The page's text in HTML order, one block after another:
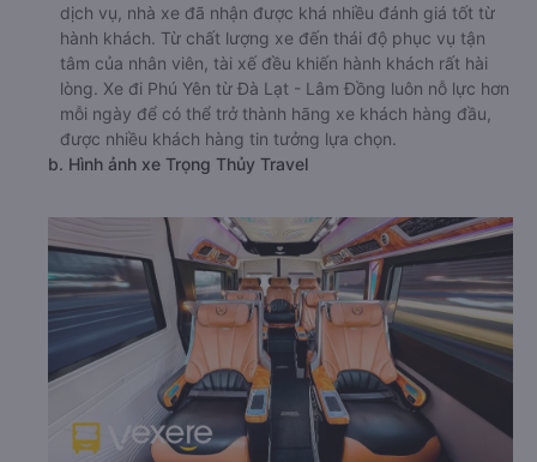
dịch vụ, nhà xe đã nhận được khá nhiều đánh giá tốt từ
hành khách. Từ chất lượng xe đến thái độ phục vụ tận
tâm của nhân viên, tài xế đều khiến hành khách rất hài
lòng. Xe đi Phú Yên từ Đà Lạt - Lâm Đồng luôn nỗ lực hơn
mỗi ngày để có thể trở thành hãng xe khách hàng đầu,
được nhiều khách hàng tin tưởng lựa chọn.
b. Hình ảnh xe Trọng Thủy Travel